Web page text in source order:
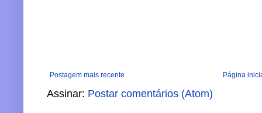
Postagem mais recente Página
Assinar: Postar comentários (Atom)